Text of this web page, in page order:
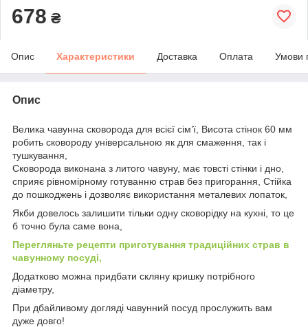
678 ₴
Опис Характеристики Доставка Оплата Умови
Опис
Велика чавунна сковорода для всієї сім’ї, Висота стінок 60 мм
робить сковороду універсальною як для смаження, так і
тушкування,
Сковорода виконана з литого чавуну, має товсті стінки і дно,
сприяє рівномірному готуванню страв без пригорання, Стійка
до пошкоджень і дозволяє використання металевих лопаток,
Якби довелось залишити тільки одну сковорідку на кухні, то це
б точно була саме вона,
Перегляньте рецепти приготування традиційних страв в
чавунному посуді,
Додатково можна придбати скляну кришку потрібного
діаметру,
При дбайливому догляді чавунний посуд прослужить вам
дуже довго!